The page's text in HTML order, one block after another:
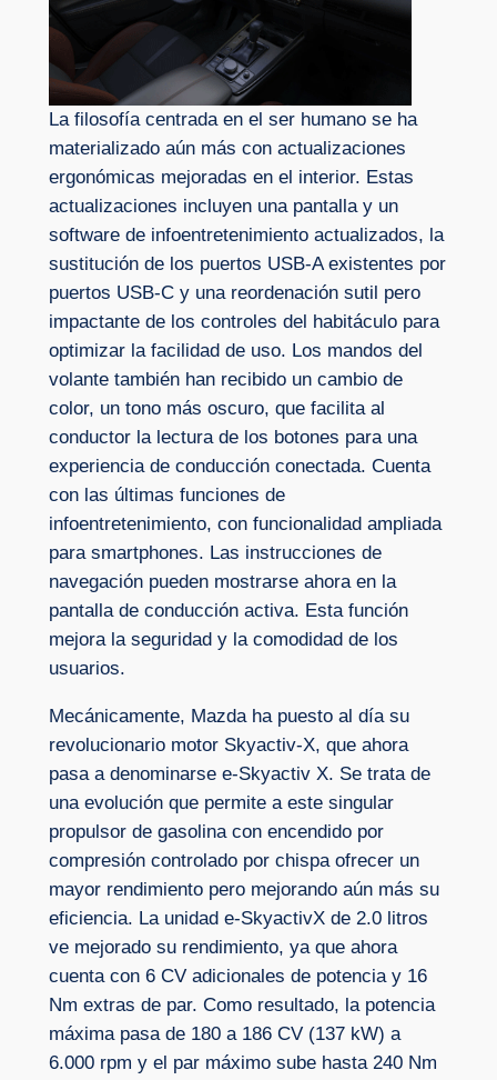
La filosofía centrada en el ser humano se ha
materializado aún más con actualizaciones
ergonómicas mejoradas en el interior. Estas
actualizaciones incluyen una pantalla y un
software de infoentretenimiento actualizados, la
sustitución de los puertos USB-A existentes por
puertos USB-C y una reordenación sutil pero
impactante de los controles del habitáculo para
optimizar la facilidad de uso. Los mandos del
volante también han recibido un cambio de
color, un tono más oscuro, que facilita al
conductor la lectura de los botones para una
experiencia de conducción conectada. Cuenta
con las últimas funciones de
infoentretenimiento, con funcionalidad ampliada
para smartphones. Las instrucciones de
navegación pueden mostrarse ahora en la
pantalla de conducción activa. Esta función
mejora la seguridad y la comodidad de los
usuarios.
Mecánicamente, Mazda ha puesto al día su
revolucionario motor Skyactiv-X, que ahora
pasa a denominarse e-Skyactiv X. Se trata de
una evolución que permite a este singular
propulsor de gasolina con encendido por
compresión controlado por chispa ofrecer un
mayor rendimiento pero mejorando aún más su
eficiencia. La unidad e-SkyactivX de 2.0 litros
ve mejorado su rendimiento, ya que ahora
cuenta con 6 CV adicionales de potencia y 16
Nm extras de par. Como resultado, la potencia
máxima pasa de 180 a 186 CV (137 kW) a
6.000 rpm y el par máximo sube hasta 240 Nm